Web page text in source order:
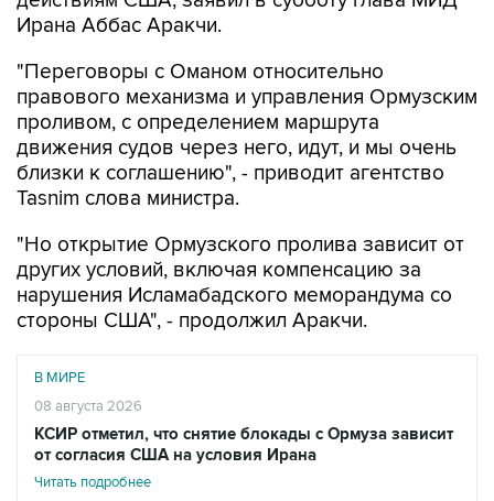
Ирана Аббас Аракчи.
"Переговоры с Оманом относительно
правового механизма и управления Ормузским
проливом, с определением маршрута
движения судов через него, идут, и мы очень
близки к соглашению", - приводит агентство
Tasnim слова министра.
"Но открытие Ормузского пролива зависит от
других условий, включая компенсацию за
нарушения Исламабадского меморандума со
стороны США", - продолжил Аракчи.
В МИРЕ
08 августа 2026
КСИР отметил, что снятие блокады с Ормуза зависит
от согласия США на условия Ирана
Читать подробнее